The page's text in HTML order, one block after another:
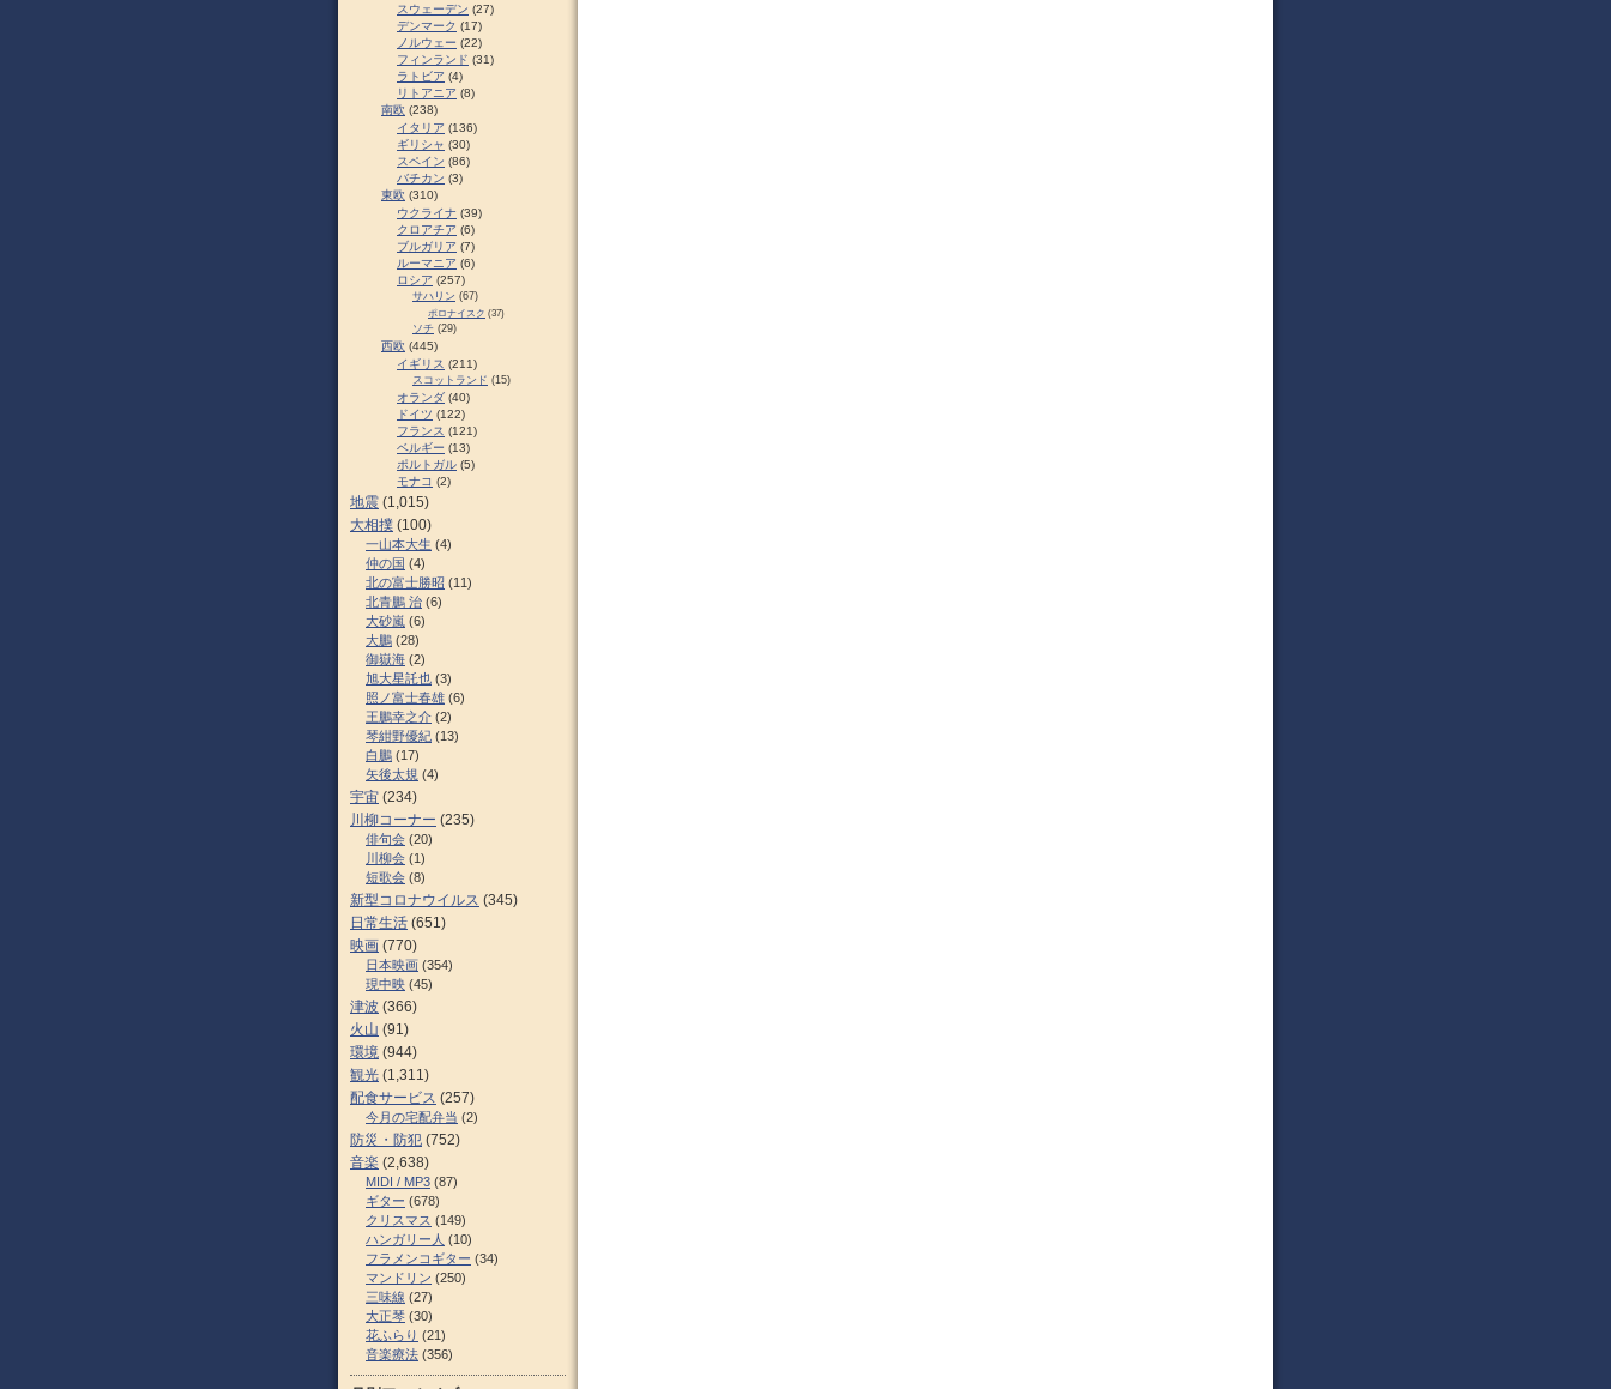
スウェーデン (27)
デンマーク (17)
ノルウェー (22)
フィンランド (31)
ラトビア (4)
リトアニア (8)
南欧 (238)
イタリア (136)
ギリシャ (30)
スペイン (86)
バチカン (3)
東欧 (310)
ウクライナ (39)
クロアチア (6)
ブルガリア (7)
ルーマニア (6)
ロシア (257)
サハリン (67)
ポロナイスク (37)
ソチ (29)
西欧 (445)
イギリス (211)
スコットランド (15)
オランダ (40)
ドイツ (122)
フランス (121)
ベルギー (13)
ポルトガル (5)
モナコ (2)
地震 (1,015)
大相撲 (100)
一山本大生 (4)
仲の国 (4)
北の富士勝昭 (11)
北青鵬 治 (6)
大砂嵐 (6)
大鵬 (28)
御嶽海 (2)
旭大星託也 (3)
照ノ富士春雄 (6)
王鵬幸之介 (2)
琴紺野優紀 (13)
白鵬 (17)
矢後太規 (4)
宇宙 (234)
川柳コーナー (235)
俳句会 (20)
川柳会 (1)
短歌会 (8)
新型コロナウイルス (345)
日常生活 (651)
映画 (770)
日本映画 (354)
現中映 (45)
津波 (366)
火山 (91)
環境 (944)
観光 (1,311)
配食サービス (257)
今月の宅配弁当 (2)
防災・防犯 (752)
音楽 (2,638)
MIDI / MP3 (87)
ギター (678)
クリスマス (149)
ハンガリー人 (10)
フラメンコギター (34)
マンドリン (250)
三味線 (27)
大正琴 (30)
花ふらり (21)
音楽療法 (356)